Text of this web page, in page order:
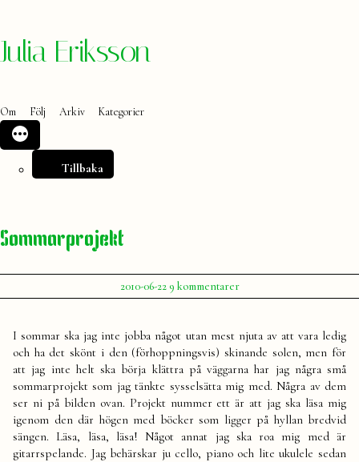
Hoppa
Julia Eriksson
Om Följ Arkiv Kategorier
Tillbaka
Sommarprojekt
Publicerat
av
Julia
2010-06-22 9 kommentarertill
Sommarprojekt
I sommar ska jag inte jobba något utan mest njuta av att vara ledig
och ha det skönt i den (förhoppningsvis) skinande solen, men för
att jag inte helt ska börja klättra på väggarna har jag några små
sommarprojekt som jag tänkte sysselsätta mig med. Några av dem
ser ni på bilden ovan. Projekt nummer ett är att jag ska läsa mig
igenom den där högen med böcker som ligger på hyllan bredvid
sängen. Läsa, läsa, läsa! Något annat jag ska roa mig med är
gitarrspelande. Jag behärskar ju cello, piano och lite ukulele sedan